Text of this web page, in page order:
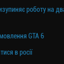
роботу на
GTA 6
в росії